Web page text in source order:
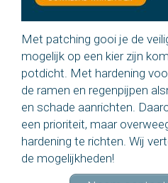
Met patching gooi je de
mogelijk op een kier zijn
potdicht. Met hardening
de ramen en regenpijpen
en schade aanrichten.
een prioriteit, maar
hardening te richten. Wij
de mogelijkheden!